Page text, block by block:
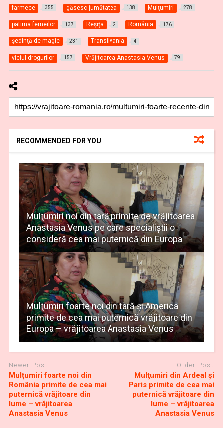
farmece 355 găsesc jumătatea 138 Mulţumiri 278
patima femeilor 137 Reșița 2 România 176
şedinţă de magie 231 Transilvania 4
viciul drogurilor 157 Vrăjitoarea Anastasia Venus 79
RECOMMENDED FOR YOU
Mulţumiri noi din țară primite de vrăjitoarea
Anastasia Venus pe care specialiștii o
consideră cea mai puternică din Europa
Mulţumiri foarte noi din țară și America
primite de cea mai puternică vrăjitoare din
Europa – vrăjitoarea Anastasia Venus
Newer Post
Mulţumiri foarte noi din
România primite de cea mai
puternică vrăjitoare din
lume – vrăjitoarea
Anastasia Venus
Older Post
Mulţumiri din Ardeal și
Paris primite de cea mai
puternică vrăjitoare din
lume – vrăjitoarea
Anastasia Venus